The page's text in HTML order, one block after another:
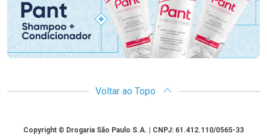
Voltar ao Topo
CopyrightCopyright © Drogaria São Paulo S.A. | CNPJ: 61.412.110/0565-33